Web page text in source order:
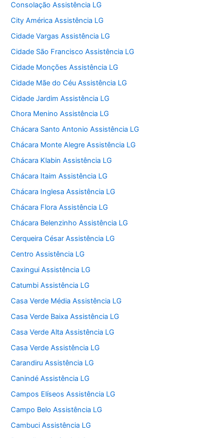
Consolação Assistência LG
City América Assistência LG
Cidade Vargas Assistência LG
Cidade São Francisco Assistência LG
Cidade Monções Assistência LG
Cidade Mãe do Céu Assistência LG
Cidade Jardim Assistência LG
Chora Menino Assistência LG
Chácara Santo Antonio Assistência LG
Chácara Monte Alegre Assistência LG
Chácara Klabin Assistência LG
Chácara Itaim Assistência LG
Chácara Inglesa Assistência LG
Chácara Flora Assistência LG
Chácara Belenzinho Assistência LG
Cerqueira César Assistência LG
Centro Assistência LG
Caxingui Assistência LG
Catumbi Assistência LG
Casa Verde Média Assistência LG
Casa Verde Baixa Assistência LG
Casa Verde Alta Assistência LG
Casa Verde Assistência LG
Carandiru Assistência LG
Canindé Assistência LG
Campos Elíseos Assistência LG
Campo Belo Assistência LG
Cambuci Assistência LG